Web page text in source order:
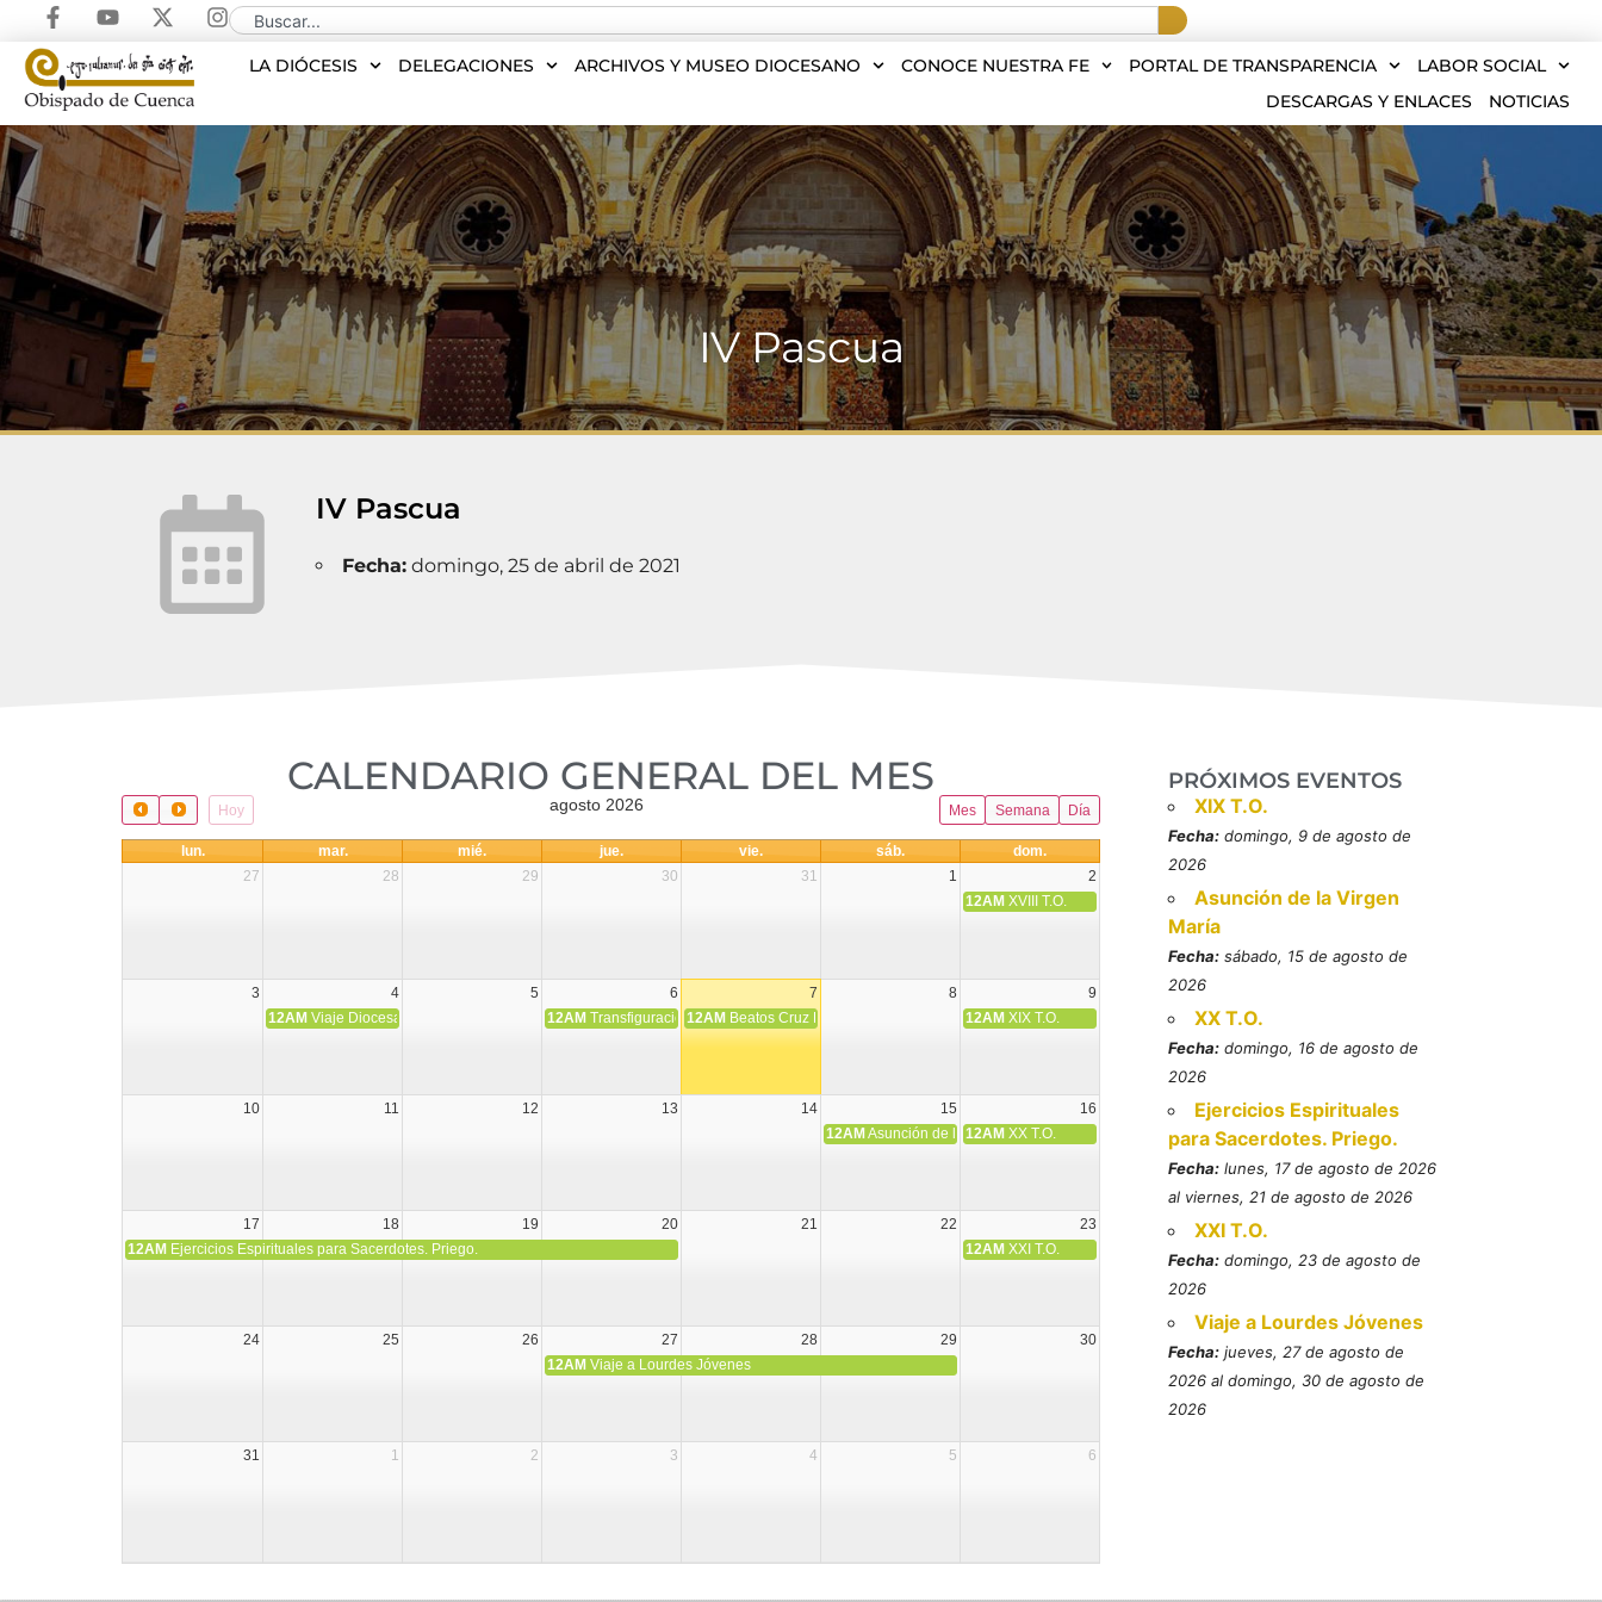
LA DIÓCESIS DELEGACIONES ARCHIVOS Y MUSEO DIOCESANO CONOCE NUESTRA FE PORTAL DE TRANSPARENCIA
LABOR SOCIAL
DESCARGAS Y ENLACES
NOTICIAS
IV Pascua
IV Pascua
Fecha:domingo, 25 de abril de 2021
CALENDARIO GENERAL DEL MES​
Hoy Mes Semana Día
agosto 2026
lun. mar. mié. jue. vie. sáb.
dom.
27
28 29 30 31 1
2
12AM XVIII T.O.
3 4 5 6 7 8
9
12AM Viaje Diocesano a Japón. 12AM Transfiguración del Señor
12AM Beatos Cruz Laplana, obispo, y Fernando Español, presbítero, mártires (MO)
12AM XIX T.O.
10 11 12 13 14 15
16
12AM Asunción de la Virgen María
12AM XX T.O.
17 18 19 20 21 22
23
12AM Ejercicios Espirituales para Sacerdotes. Priego. 12AM XXI T.O.
24 25 26 27 28 29
30
12AM Viaje a Lourdes Jóvenes
31 1 2 3 4 5 6
PRÓXIMOS EVENTOS
XIX T.O.
Fecha: domingo, 9 de agosto de
2026
Asunción de la Virgen
María
Fecha: sábado, 15 de agosto de
2026
XX T.O.
Fecha: domingo, 16 de agosto de
2026
Ejercicios Espirituales
para Sacerdotes. Priego.
Fecha: lunes, 17 de agosto de 2026
al viernes, 21 de agosto de 2026
XXI T.O.
Fecha: domingo, 23 de agosto de
2026
Viaje a Lourdes Jóvenes
Fecha: jueves, 27 de agosto de
2026 al domingo, 30 de agosto de
2026